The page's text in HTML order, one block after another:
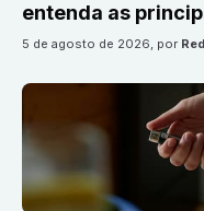
entenda as
5 de agosto de 2026, por